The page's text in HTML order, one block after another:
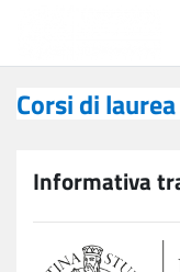
Corsi di
Informativa